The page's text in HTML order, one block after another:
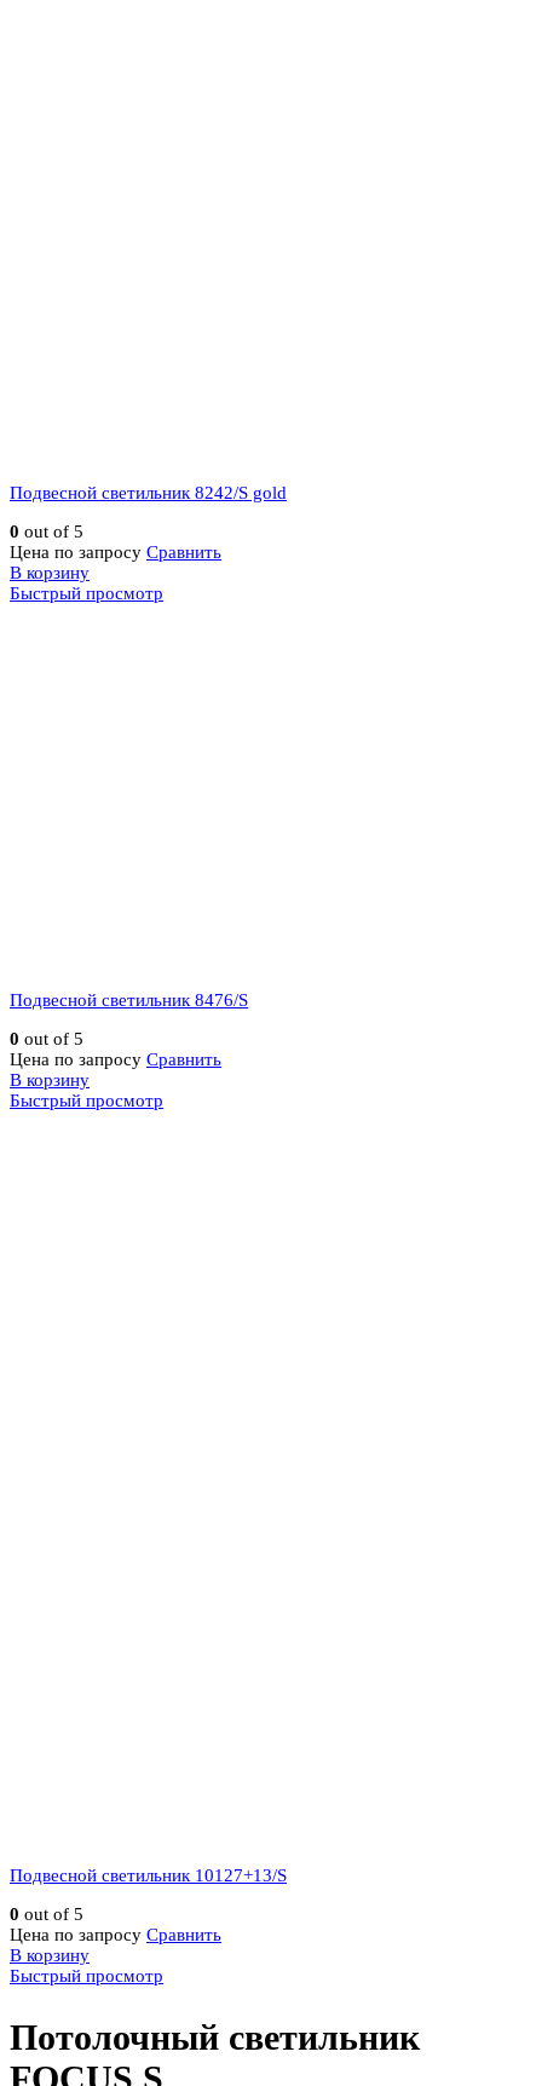
Подвесной светильник 8242/S gold
0 out of 5
Цена по запросу Сравнить
В корзину
Быстрый просмотр
Подвесной светильник 8476/S
0 out of 5
Цена по запросу Сравнить
В корзину
Быстрый просмотр
Подвесной светильник 10127+13/S
0 out of 5
Цена по запросу Сравнить
В корзину
Быстрый просмотр
Потолочный светильник